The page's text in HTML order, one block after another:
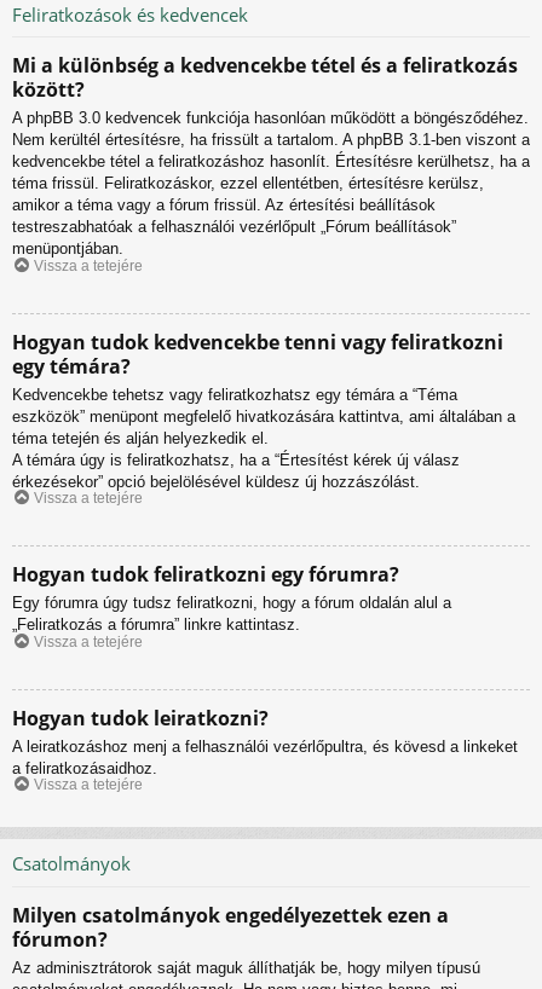
Feliratkozások és kedvencek
Mi a különbség a kedvencekbe tétel és a feliratkozás
között?
A phpBB 3.0 kedvencek funkciója hasonlóan működött a böngésződéhez.
Nem kerültél értesítésre, ha frissült a tartalom. A phpBB 3.1-ben viszont a
kedvencekbe tétel a feliratkozáshoz hasonlít. Értesítésre kerülhetsz, ha a
téma frissül. Feliratkozáskor, ezzel ellentétben, értesítésre kerülsz,
amikor a téma vagy a fórum frissül. Az értesítési beállítások
testreszabhatóak a felhasználói vezérlőpult „Fórum beállítások”
menüpontjában.
Vissza a tetejére
Hogyan tudok kedvencekbe tenni vagy feliratkozni
egy témára?
Kedvencekbe tehetsz vagy feliratkozhatsz egy témára a “Téma
eszközök” menüpont megfelelő hivatkozására kattintva, ami általában a
téma tetején és alján helyezkedik el.
A témára úgy is feliratkozhatsz, ha a “Értesítést kérek új válasz
érkezésekor” opció bejelölésével küldesz új hozzászólást.
Vissza a tetejére
Hogyan tudok feliratkozni egy fórumra?
Egy fórumra úgy tudsz feliratkozni, hogy a fórum oldalán alul a
„Feliratkozás a fórumra” linkre kattintasz.
Vissza a tetejére
Hogyan tudok leiratkozni?
A leiratkozáshoz menj a felhasználói vezérlőpultra, és kövesd a linkeket
a feliratkozásaidhoz.
Vissza a tetejére
Csatolmányok
Milyen csatolmányok engedélyezettek ezen a
fórumon?
Az adminisztrátorok saját maguk állíthatják be, hogy milyen típusú